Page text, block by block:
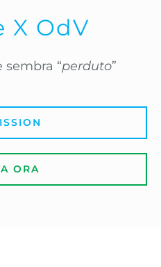
X OdV
sembra “perduto”
ORA